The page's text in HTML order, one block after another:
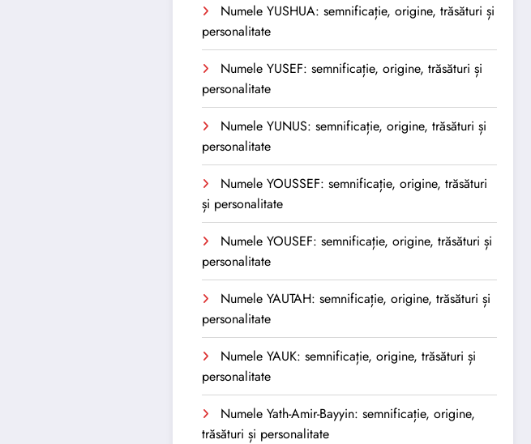
Numele YUSHUA: semnificație, origine, trăsături și
personalitate
Numele YUSEF: semnificație, origine, trăsături și
personalitate
Numele YUNUS: semnificație, origine, trăsături și
personalitate
Numele YOUSSEF: semnificație, origine, trăsături
și personalitate
Numele YOUSEF: semnificație, origine, trăsături și
personalitate
Numele YAUTAH: semnificație, origine, trăsături și
personalitate
Numele YAUK: semnificație, origine, trăsături și
personalitate
Numele Yath-Amir-Bayyin: semnificație, origine,
trăsături și personalitate